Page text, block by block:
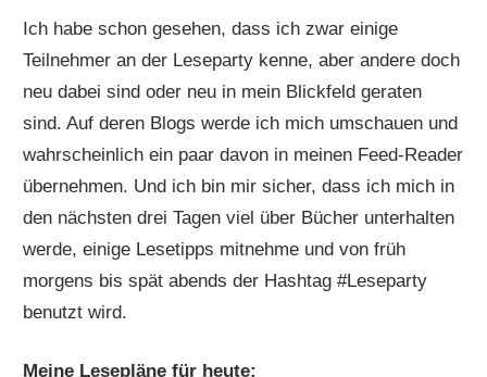
Ich habe schon gesehen, dass ich zwar einige
Teilnehmer an der Leseparty kenne, aber andere doch
neu dabei sind oder neu in mein Blickfeld geraten
sind. Auf deren Blogs werde ich mich umschauen und
wahrscheinlich ein paar davon in meinen Feed-Reader
übernehmen. Und ich bin mir sicher, dass ich mich in
den nächsten drei Tagen viel über Bücher unterhalten
werde, einige Lesetipps mitnehme und von früh
morgens bis spät abends der Hashtag #Leseparty
benutzt wird.
Meine Lesepläne für heute: